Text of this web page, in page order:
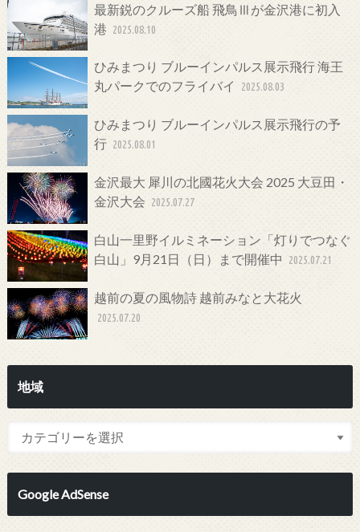
最新鋭のクルーズ船 飛鳥Ⅲが金沢港に初入
港 2025.08.10
ひみまつり ブルーインパルス展示飛行 海王
丸パークでのフライバイ
2025.08.03
ひみまつり ブルーインパルス展示飛行の予
行 2025.08.01
金沢最大 犀川の北國花火大会 2025 大豆田・
金沢大会 2025.07.27
白山一里野イルミネーション「灯りでつなぐ
白山」9月21日（日）まで開催中
2025.07.21
越前の夏の風物詩 越前みなと大花火
2025.07.20
地域
Google AdSense